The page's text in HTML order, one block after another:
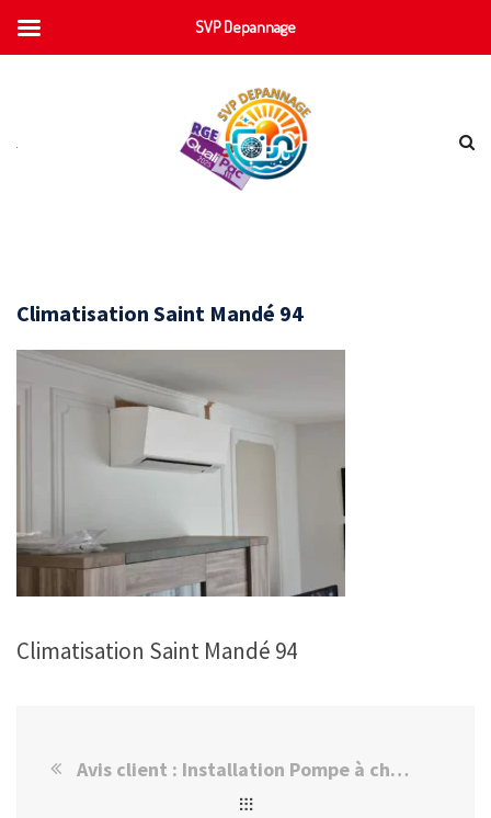
Climatisation Saint Mandé 94
Climatisation Saint Mandé 94
Avis client : Installation Pompe à chaleur multisplit Saint mandé
SVP Depannage